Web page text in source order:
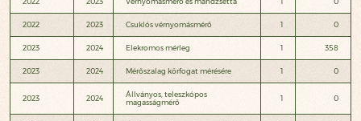
2022 2023 Vérnyomásmérő és mandzsetta 1 0
2022 2023 Csuklós vérnyomásmérő 1 0
2023 2024 Elekromos mérleg 1 358
2023 2024 Mérőszalag körfogat mérésére 1 0
2023 2024
Állványos, teleszkópos
magasságmérő
1 0